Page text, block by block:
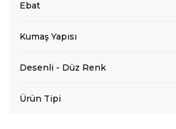
Ebat
Kumaş Yapısı
Desenli - Düz Renk
Ürün Tipi